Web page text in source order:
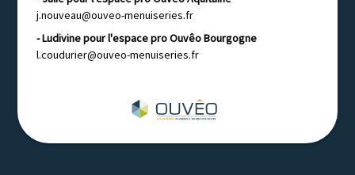
j.nouveau@ouveo-menuiseries.fr
- Ludivine pour l'espace pro Ouvêo Bourgogne
l.coudurier@ouveo-menuiseries.fr